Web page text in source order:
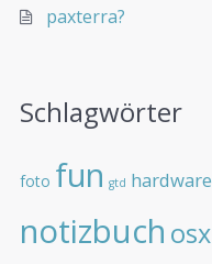
paxterra?
Schlagwörter
foto fun gtd hardware
notizbuch osx